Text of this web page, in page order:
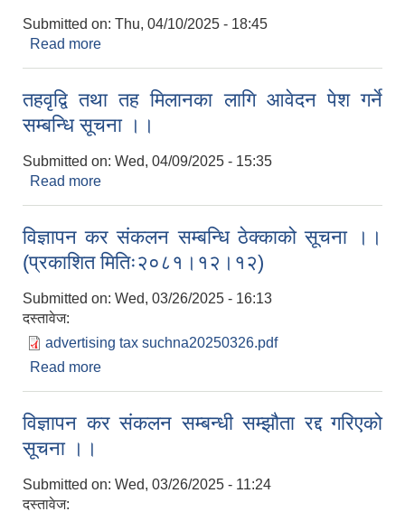
Submitted on: Thu, 04/10/2025 - 18:45
Read more
तहवृद्वि तथा तह मिलानका लागि आवेदन पेश गर्ने
सम्बन्धि सूचना ।।
Submitted on: Wed, 04/09/2025 - 15:35
Read more
विज्ञापन कर संकलन सम्बन्धि ठेक्काको सूचना ।।
(प्रकाशित मितिः२०८१।१२।१२)
Submitted on: Wed, 03/26/2025 - 16:13
दस्तावेज:
advertising tax suchna20250326.pdf
Read more
विज्ञापन कर संकलन सम्बन्धी सम्झौता रद्द गरिएको
सूचना ।।
Submitted on: Wed, 03/26/2025 - 11:24
दस्तावेज: